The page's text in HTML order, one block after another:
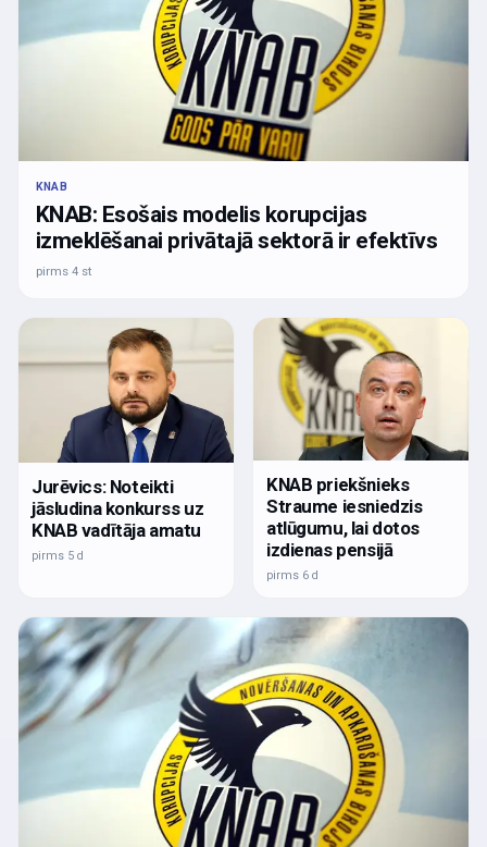
KNAB
KNAB: Esošais modelis korupcijas
izmeklēšanai privātajā sektorā ir efektīvs
pirms 4 st
Jurēvics: Noteikti
jāsludina konkurss uz
KNAB vadītāja amatu
pirms 5 d
KNAB priekšnieks
Straume iesniedzis
atlūgumu, lai dotos
izdienas pensijā
pirms 6 d